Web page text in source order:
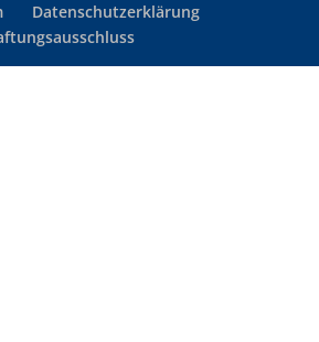
Datenschutzerklärung